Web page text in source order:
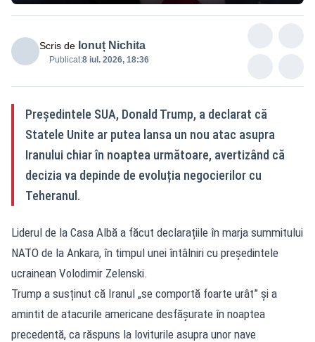
Scris de Ionuț Nichita
Publicat:8 iul. 2026, 18:36
Președintele SUA, Donald Trump, a declarat că
Statele Unite ar putea lansa un nou atac asupra
Iranului chiar în noaptea următoare, avertizând că
decizia va depinde de evoluția negocierilor cu
Teheranul.
Liderul de la Casa Albă a făcut declarațiile în marja summitului
NATO de la Ankara, în timpul unei întâlniri cu președintele
ucrainean Volodimir Zelenski.
Trump a susținut că Iranul „se comportă foarte urât” și a
amintit de atacurile americane desfășurate în noaptea
precedentă, ca răspuns la loviturile asupra unor nave